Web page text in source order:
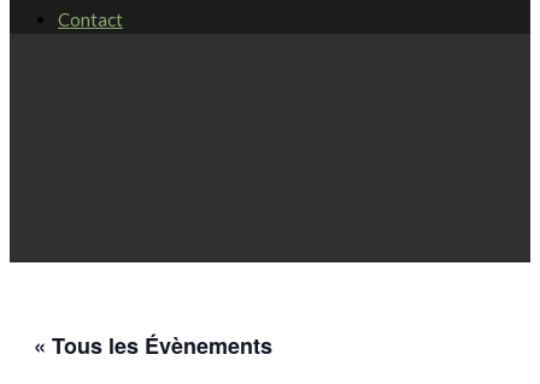
Contact
« Tous les Évènements